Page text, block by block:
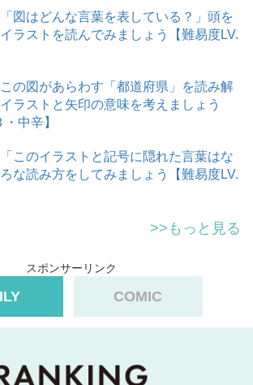
図はどんな言葉を表している？」頭を
ラストを読んでみましょう【難易度LV.
の図があらわす「都道府県」を読み解
ラストと矢印の意味を考えましょう
・中辛】
このイラストと記号に隠れた言葉はな
な読み方をしてみましょう【難易度LV.
>>もっと見る
スポンサーリンク
COMIC